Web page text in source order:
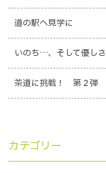
道の駅へ見学に
いのち…、そして優しさ
茶道に挑戦！ 第２弾
カテゴリー